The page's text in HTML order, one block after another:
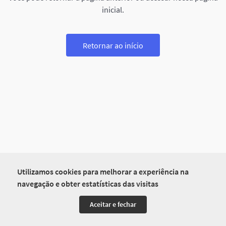
Utilizamos cookies para melhorar a experiência na
navegação e obter estatísticas das visitas
Aceitar e fechar
inicial.
Retornar ao início